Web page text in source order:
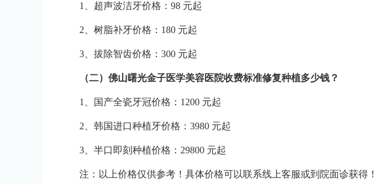
1、超声波洁牙价格：98 元起
2、树脂补牙价格：180 元起
3、拔除智齿价格：300 元起
（二）佛山曙光金子医学美容医院收费标准修复种植多少钱？
1、国产全瓷牙冠价格：1200 元起
2、韩国进口种植牙价格：3980 元起
3、半口即刻种植价格：29800 元起
注：以上价格仅供参考！具体价格可以联系线上客服或到院面诊获得！